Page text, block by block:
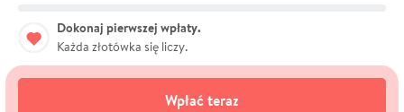
Dokonaj pierwszej wpłaty.
Każda złotówka się liczy.
Wpłać teraz